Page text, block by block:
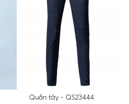
Quần tây - QS23444